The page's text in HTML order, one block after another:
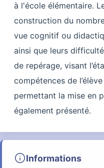
à l'école élémentaire.
construction du
vue cognitif ou
ainsi que leurs
de repérage, visant
compétences de
permettant la mise en
également présenté.
infoInformations